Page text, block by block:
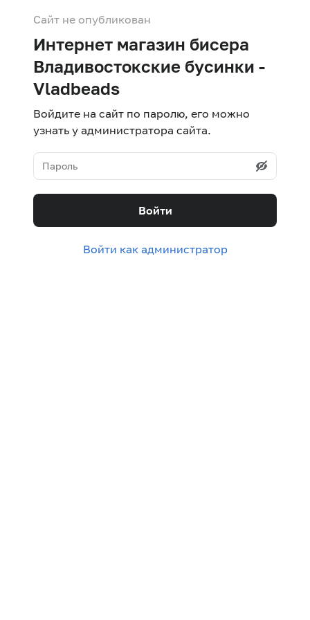
Сайт не опубликован
Интернет магазин бисера
Владивостокские бусинки -
Vladbeads
Войдите на сайт по паролю, его можно
узнать у администратора сайта.
Войти
Войти как администратор